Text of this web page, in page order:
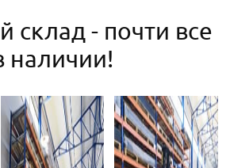
склад - почти все
наличии!